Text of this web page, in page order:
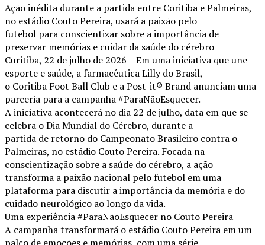
Ação inédita durante a partida entre Coritiba e Palmeiras,
no estádio Couto Pereira, usará a paixão pelo
futebol para conscientizar sobre a importância de
preservar memórias e cuidar da saúde do cérebro
Curitiba, 22 de julho de 2026 – Em uma iniciativa que une
esporte e saúde, a farmacêutica Lilly do Brasil,
o Coritiba Foot Ball Club e a Post-it® Brand anunciam uma
parceria para a campanha #ParaNãoEsquecer.
A iniciativa acontecerá no dia 22 de julho, data em que se
celebra o Dia Mundial do Cérebro, durante a
partida de retorno do Campeonato Brasileiro contra o
Palmeiras, no estádio Couto Pereira. Focada na
conscientização sobre a saúde do cérebro, a ação
transforma a paixão nacional pelo futebol em uma
plataforma para discutir a importância da memória e do
cuidado neurológico ao longo da vida.
Uma experiência #ParaNãoEsquecer no Couto Pereira
A campanha transformará o estádio Couto Pereira em um
palco de emoções e memórias, com uma série